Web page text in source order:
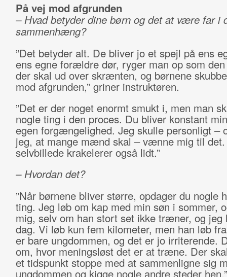
På vej mod afgrunden
– Hvad betyder dine børn og det at være far i
sammenhæng?
”Det betyder alt. De bliver jo et spejl på ens
ens egne forældre dør, ryger man op som
der skal ud over skrænten, og børnene
mod afgrunden,” griner instruktøren.
”Det er der noget enormt smukt i, men man
nogle ting i den proces. Du bliver konstant
egen forgængelighed. Jeg skulle personligt –
jeg, at mange mænd skal – vænne mig til
selvbillede krakelerer også lidt.”
– Hvordan det?
”Når børnene bliver større, opdager du nogle
ting. Jeg løb om kap med min søn i sommer,
mig, selv om han stort set ikke træner, og jeg
dag. Vi løb kun fem kilometer, men han løb
er bare ungdommen, og det er jo irriterende.
om, hvor meningsløst det er at træne. Der
et tidspunkt stoppe med at sammenligne sig
ungdommen og kigge nogle andre steder hen.”